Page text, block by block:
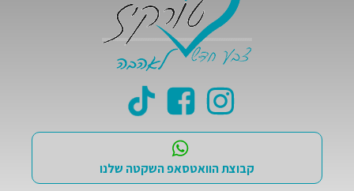
קבוצת הוואטסאפ השקטה שלנו